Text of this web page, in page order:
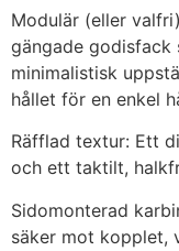
Modulär (eller
gängade godisfack
minimalistisk
hållet för en enkel
Räfflad textur: Ett
och ett taktilt,
Sidomonterad
säker mot kopplet,